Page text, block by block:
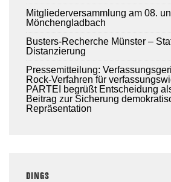
Mitgliederversammlung am 08.
Mönchengladbach
Busters-Recherche Münster –
Distanzierung
Pressemitteilung:
Rock-Verfahren für
PARTEI begrüßt Entscheidung
Beitrag zur Sicherung
Repräsentation
DINGS